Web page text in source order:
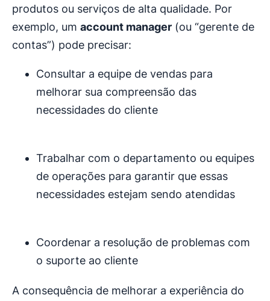
produtos ou serviços de alta qualidade. Por
exemplo, um account manager (ou “gerente de
contas”) pode precisar:
Consultar a equipe de vendas para
melhorar sua compreensão das
necessidades do cliente
Trabalhar com o departamento ou equipes
de operações para garantir que essas
necessidades estejam sendo atendidas
Coordenar a resolução de problemas com
o suporte ao cliente
A consequência de melhorar a experiência do